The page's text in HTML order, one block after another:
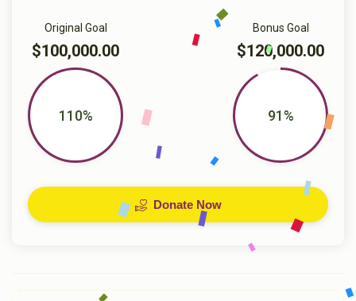
Bonus Goal
$120,000.00
91%
Original Goal
$100,000.00
110%
Donate Now